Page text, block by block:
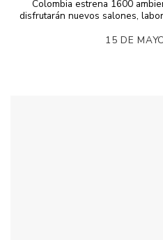
Colombia estrena 1600
disfrutarán nuevos salones,
15 DE